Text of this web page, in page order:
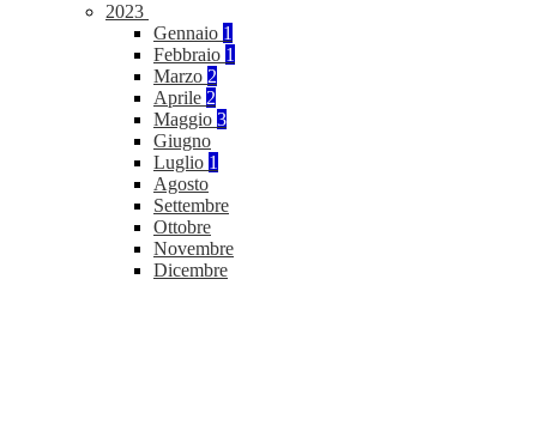
2023
Gennaio 1
Febbraio 1
Marzo 2
Aprile 2
Maggio 3
Giugno
Luglio 1
Agosto
Settembre
Ottobre
Novembre
Dicembre